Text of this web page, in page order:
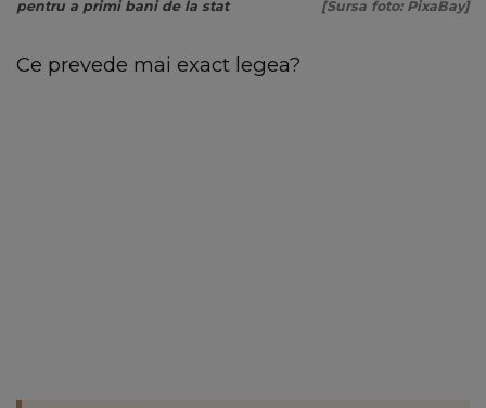
pentru a primi bani de la stat
[Sursa foto: PixaBay]
Ce prevede mai exact legea?